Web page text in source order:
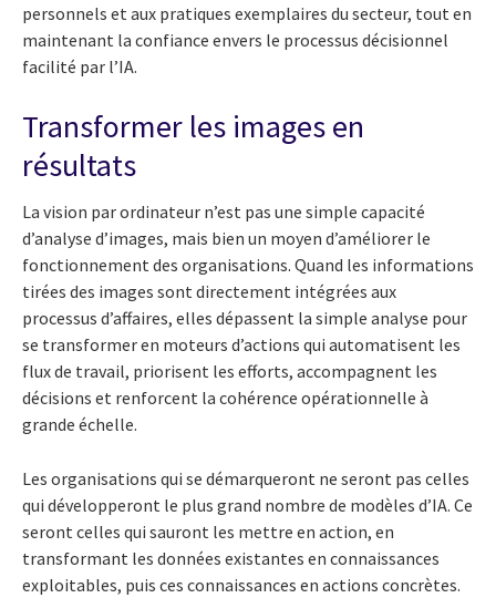
personnels et aux pratiques exemplaires du secteur, tout en
maintenant la confiance envers le processus décisionnel
facilité par l’IA.
Transformer les images en
résultats
La vision par ordinateur n’est pas une simple capacité
d’analyse d’images, mais bien un moyen d’améliorer le
fonctionnement des organisations. Quand les informations
tirées des images sont directement intégrées aux
processus d’affaires, elles dépassent la simple analyse pour
se transformer en moteurs d’actions qui automatisent les
flux de travail, priorisent les efforts, accompagnent les
décisions et renforcent la cohérence opérationnelle à
grande échelle.
Les organisations qui se démarqueront ne seront pas celles
qui développeront le plus grand nombre de modèles d’IA. Ce
seront celles qui sauront les mettre en action, en
transformant les données existantes en connaissances
exploitables, puis ces connaissances en actions concrètes.